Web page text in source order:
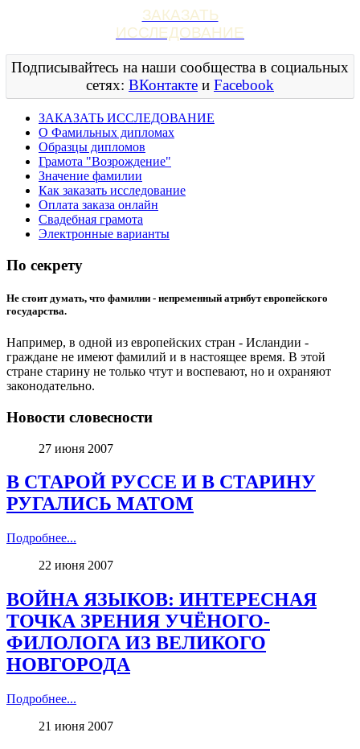
ЗАКАЗАТЬ
ИССЛЕДОВАНИЕ
Подписывайтесь на наши сообщества в социальных
сетях: ВКонтакте и Facebook
ЗАКАЗАТЬ ИССЛЕДОВАНИЕ
О Фамильных дипломах
Образцы дипломов
Грамота "Возрождение"
Значение фамилии
Как заказать исследование
Оплата заказа онлайн
Свадебная грамота
Электронные варианты
По секрету
Не стоит думать, что фамилии - непременный атрибут европейского
государства.
Например, в одной из европейских стран - Исландии -
граждане не имеют фамилий и в настоящее время. В этой
стране старину не только чтут и воспевают, но и охраняют
законодательно.
Новости словесности
27 июня 2007
В СТАРОЙ РУССЕ И В СТАРИНУ
РУГАЛИСЬ МАТОМ
Подробнее...
22 июня 2007
ВОЙНА ЯЗЫКОВ: ИНТЕРЕСНАЯ
ТОЧКА ЗРЕНИЯ УЧЁНОГО-
ФИЛОЛОГА ИЗ ВЕЛИКОГО
НОВГОРОДА
Подробнее...
21 июня 2007